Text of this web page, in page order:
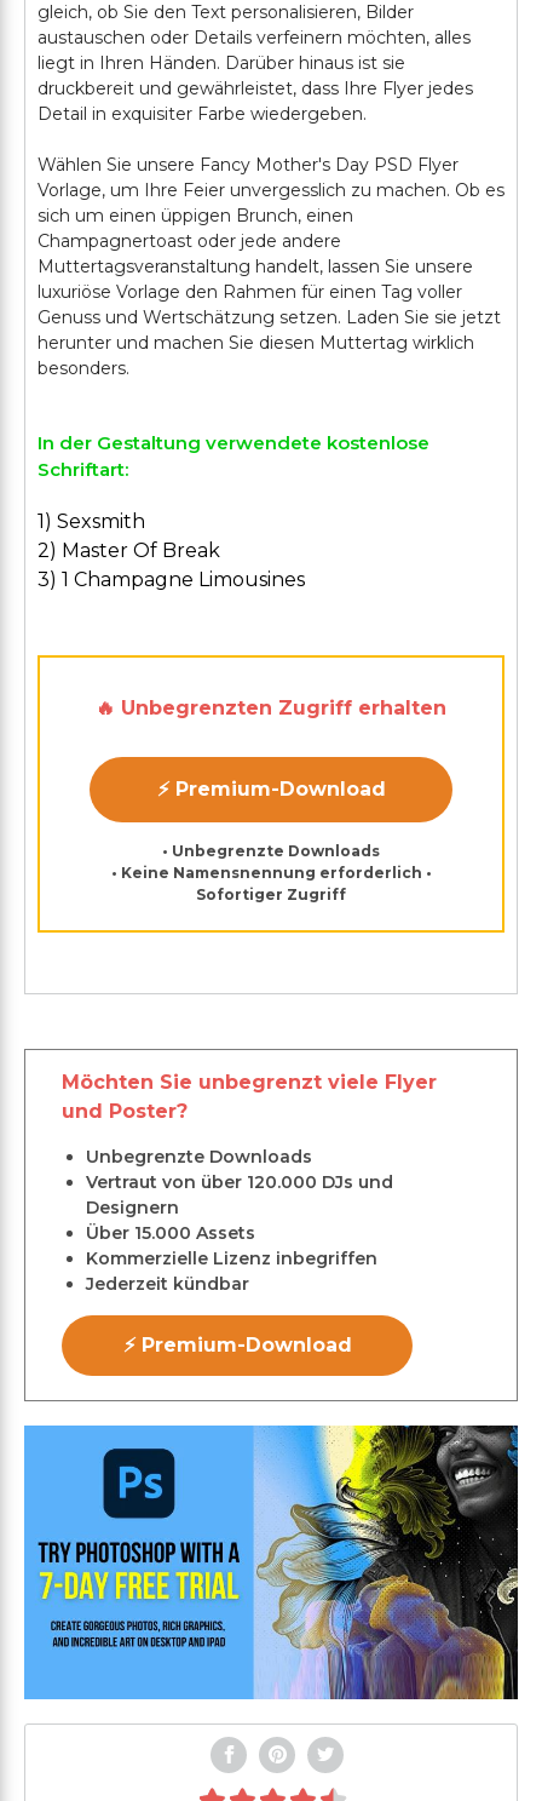
gleich, ob Sie den Text personalisieren, Bilder
austauschen oder Details verfeinern möchten, alles
liegt in Ihren Händen. Darüber hinaus ist sie
druckbereit und gewährleistet, dass Ihre Flyer jedes
Detail in exquisiter Farbe wiedergeben.
Wählen Sie unsere Fancy Mother's Day PSD Flyer
Vorlage, um Ihre Feier unvergesslich zu machen. Ob es
sich um einen üppigen Brunch, einen
Champagnertoast oder jede andere
Muttertagsveranstaltung handelt, lassen Sie unsere
luxuriöse Vorlage den Rahmen für einen Tag voller
Genuss und Wertschätzung setzen. Laden Sie sie jetzt
herunter und machen Sie diesen Muttertag wirklich
In der Gestaltung verwendete kostenlose
Schriftart:
1) Sexsmith
2) Master Of Break
3) 1 Champagne Limousines
🔥 Unbegrenzten Zugriff erhalten
⚡ Premium-Download
• Unbegrenzte Downloads
• Keine Namensnennung erforderlich •
Sofortiger Zugriff
Möchten Sie unbegrenzt viele Flyer
und Poster?
Unbegrenzte Downloads
Vertraut von über 120.000 DJs und
Designern
Über 15.000 Assets
Kommerzielle Lizenz inbegriffen
Jederzeit kündbar
⚡ Premium-Download